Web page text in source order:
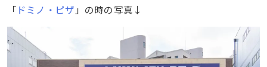
「 ドミノ・ピザ 」の時の写真↓